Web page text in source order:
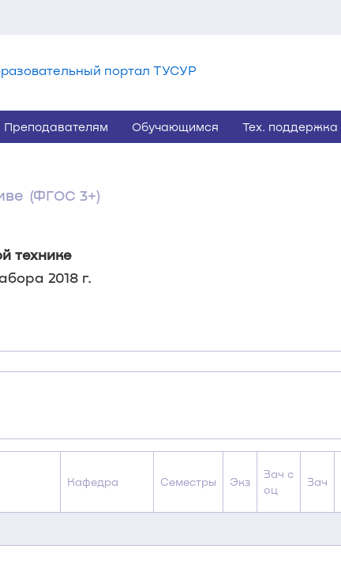
портал ТУСУР
Преподавателям Обучающимся Тех. поддержка
(ФГОС 3+)
технике
2018 г.
Кафедра Семестры Экз
Зач с
оц
Зач